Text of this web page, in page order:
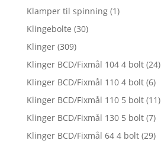
Klamper til spinning (1)
Klingebolte (30)
Klinger (309)
Klinger BCD/Fixmål 104 4 bolt (24)
Klinger BCD/Fixmål 110 4 bolt (6)
Klinger BCD/Fixmål 110 5 bolt (11)
Klinger BCD/Fixmål 130 5 bolt (7)
Klinger BCD/Fixmål 64 4 bolt (29)